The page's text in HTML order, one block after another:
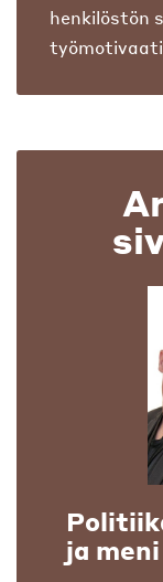
henkilöstön
ja meni